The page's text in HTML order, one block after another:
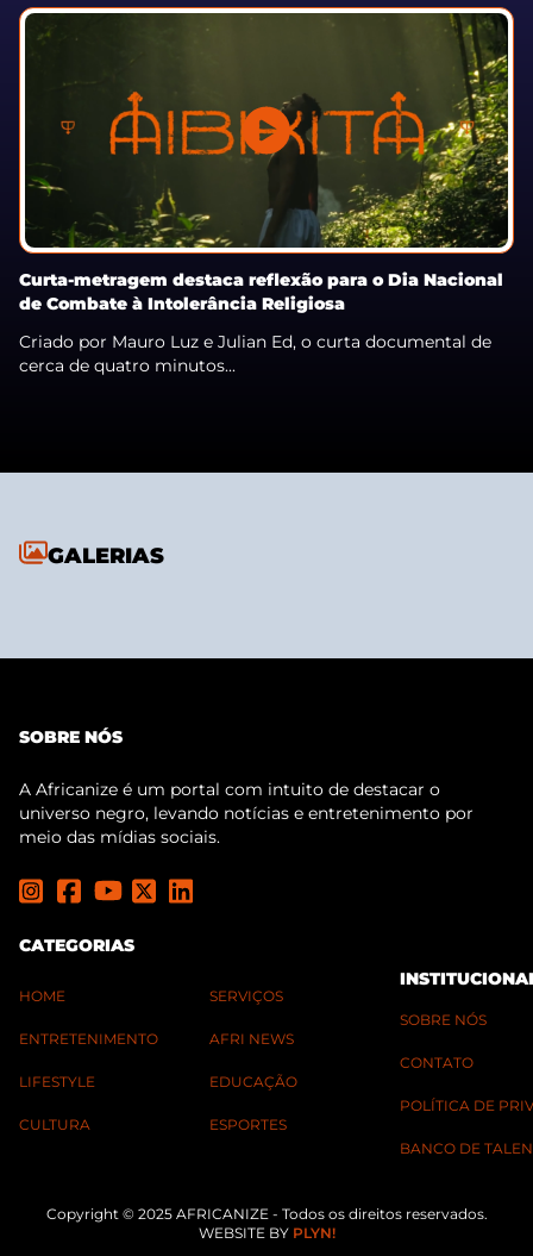
Curta-metragem destaca reflexão para o Dia Nacional
de Combate à Intolerância Religiosa
Criado por Mauro Luz e Julian Ed, o curta documental de
cerca de quatro minutos...
GALERIAS
SOBRE NÓS
A Africanize é um portal com intuito de destacar o
universo negro, levando notícias e entretenimento por
meio das mídias sociais.
CATEGORIAS
HOME
ENTRETENIMENTO
LIFESTYLE
CULTURA
SERVIÇOS
AFRI NEWS
EDUCAÇÃO
ESPORTES
SOBRE NÓS
CONTATO
POLÍTICA DE
BANCO DE
Copyright © 2025 AFRICANIZE - Todos os direitos reservados.
WEBSITE BY PLYN!